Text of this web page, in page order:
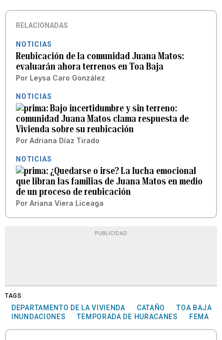
RELACIONADAS
NOTICIAS
Reubicación de la comunidad Juana Matos:
evaluarán ahora terrenos en Toa Baja
Por Leysa Caro González
NOTICIAS
Bajo incertidumbre y sin terreno:
comunidad Juana Matos clama respuesta de
Vivienda sobre su reubicación
Por Adriana Díaz Tirado
NOTICIAS
¿Quedarse o irse? La lucha emocional
que libran las familias de Juana Matos en medio
de un proceso de reubicación
Por Ariana Viera Liceaga
PUBLICIDAD
TAGS
DEPARTAMENTO DE LA VIVIENDA CATAÑO
TOA BAJA
INUNDACIONES
TEMPORADA DE HURACANES FEMA